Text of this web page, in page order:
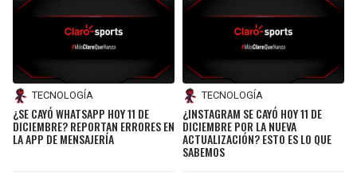
TECNOLOGÍA
¿SE CAYÓ WHATSAPP HOY 11 DE
DICIEMBRE? REPORTAN ERRORES EN
LA APP DE MENSAJERÍA
TECNOLOGÍA
¿INSTAGRAM SE CAYÓ HOY 11 DE
DICIEMBRE POR LA NUEVA
ACTUALIZACIÓN? ESTO ES LO QUE
SABEMOS